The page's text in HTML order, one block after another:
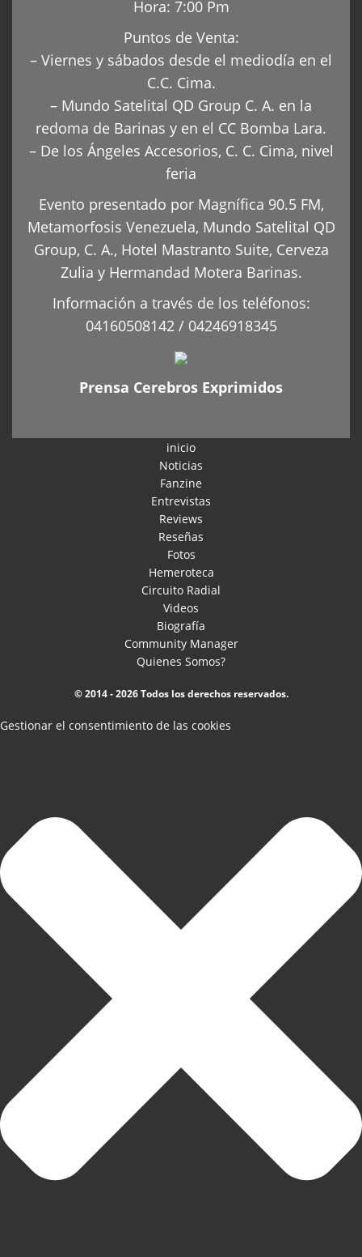
Hora: 7:00 Pm
Puntos de Venta:
– Viernes y sábados desde el mediodía en el
C.C. Cima.
– Mundo Satelital QD Group C. A. en la
redoma de Barinas y en el CC Bomba Lara.
– De los Ángeles Accesorios, C. C. Cima, nivel
feria
Evento presentado por Magnífica 90.5 FM,
Metamorfosis Venezuela, Mundo Satelital QD
Group, C. A., Hotel Mastranto Suite, Cerveza
Zulia y Hermandad Motera Barinas.
Información a través de los teléfonos:
04160508142 / 04246918345
Prensa Cerebros Exprimidos
inicio
Noticias
Fanzine
Entrevistas
Reviews
Reseñas
Fotos
Hemeroteca
Circuito Radial
Videos
Biografía
Community Manager
Quienes Somos?
© 2014 - 2026 Todos los derechos reservados.
Gestionar el consentimiento de las cookies